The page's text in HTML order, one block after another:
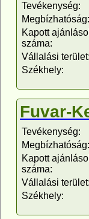
Tevékenység:
Megbízhatóság:
Kapott
száma:
Vállalási terület:
Székhely:
Fuvar-
Tevékenység:
Megbízhatóság:
Kapott
száma:
Vállalási terület:
Székhely: